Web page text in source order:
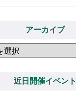
アーカイブ
近日開催イベント